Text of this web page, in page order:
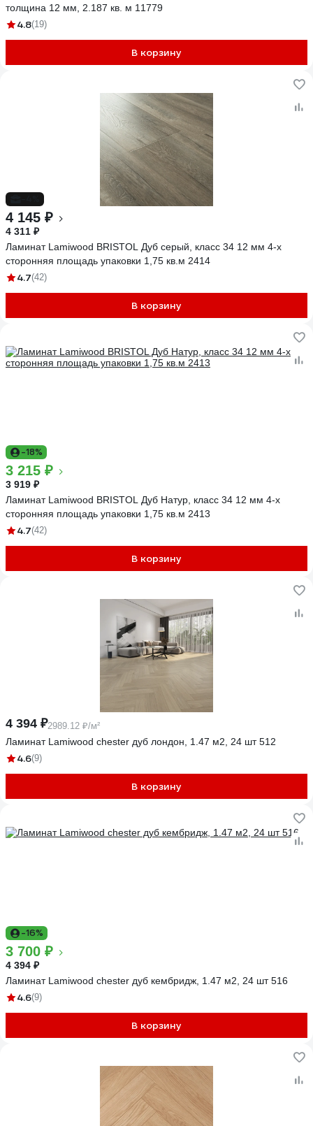
толщина 12 мм, 2.187 кв. м 11779
4.8(19)
В корзину
4 145 ₽
4 311 ₽
Ламинат Lamiwood BRISTOL Дуб серый, класс 34 12 мм 4-х
сторонняя площадь упаковки 1,75 кв.м 2414
4.7(42)
В корзину
-18%
3 215 ₽
3 919 ₽
Ламинат Lamiwood BRISTOL Дуб Натур, класс 34 12 мм 4-х
сторонняя площадь упаковки 1,75 кв.м 2413
4.7(42)
В корзину
4 394 ₽2989.12 ₽/м²
Ламинат Lamiwood chester дуб лондон, 1.47 м2, 24 шт 512
4.6(9)
В корзину
-16%
3 700 ₽
4 394 ₽
Ламинат Lamiwood chester дуб кембридж, 1.47 м2, 24 шт 516
4.6(9)
В корзину